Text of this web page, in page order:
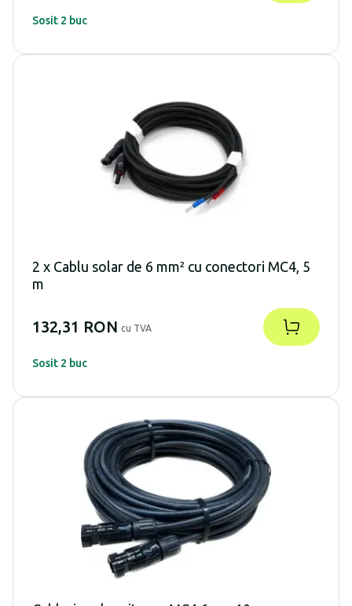
Sosit 2 buc
2 x Cablu solar de 6 mm² cu conectori MC4, 5
m
132,31 RON cu TVA
Sosit 2 buc